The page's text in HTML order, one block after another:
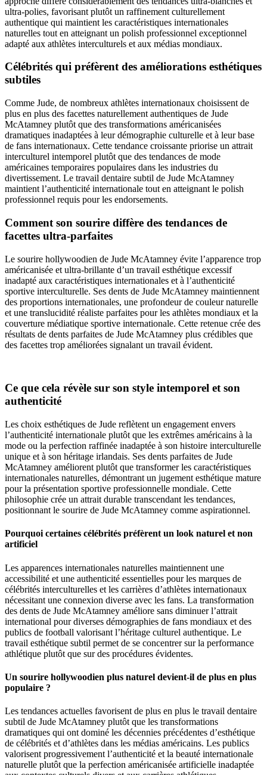
ultra-polies, favorisant plutôt un raffinement culturellement
authentique qui maintient les caractéristiques internationales
naturelles tout en atteignant un polish professionnel exceptionnel
adapté aux athlètes interculturels et aux médias mondiaux.
Célébrités qui préfèrent des améliorations esthétiques
subtiles
Comme Jude, de nombreux athlètes internationaux choisissent de
plus en plus des facettes naturellement authentiques de Jude
McAtamney plutôt que des transformations américanisées
dramatiques inadaptées à leur démographie culturelle et à leur base
de fans internationaux. Cette tendance croissante priorise un attrait
interculturel intemporel plutôt que des tendances de mode
américaines temporaires populaires dans les industries du
divertissement. Le travail dentaire subtil de Jude McAtamney
maintient l’authenticité internationale tout en atteignant le polish
professionnel requis pour les endorsements.
Comment son sourire diffère des tendances de
facettes ultra-parfaites
Le sourire hollywoodien de Jude McAtamney évite l’apparence trop
américanisée et ultra-brillante d’un travail esthétique excessif
inadapté aux caractéristiques internationales et à l’authenticité
sportive interculturelle. Ses dents de Jude McAtamney maintiennent
des proportions internationales, une profondeur de couleur naturelle
et une translucidité réaliste parfaites pour les athlètes mondiaux et la
couverture médiatique sportive internationale. Cette retenue crée des
résultats de dents parfaites de Jude McAtamney plus crédibles que
des facettes trop améliorées signalant un travail évident.
Ce que cela révèle sur son style intemporel et son
authenticité
Les choix esthétiques de Jude reflètent un engagement envers
l’authenticité internationale plutôt que les extrêmes américains à la
mode ou la perfection raffinée inadaptée à son histoire interculturelle
unique et à son héritage irlandais. Ses dents parfaites de Jude
McAtamney améliorent plutôt que transformer les caractéristiques
internationales naturelles, démontrant un jugement esthétique mature
pour la présentation sportive professionnelle mondiale. Cette
philosophie crée un attrait durable transcendant les tendances,
positionnant le sourire de Jude McAtamney comme aspirationnel.
Pourquoi certaines célébrités préfèrent un look naturel et non
artificiel
Les apparences internationales naturelles maintiennent une
accessibilité et une authenticité essentielles pour les marques de
célébrités interculturelles et les carrières d’athlètes internationaux
nécessitant une connexion diverse avec les fans. La transformation
des dents de Jude McAtamney améliore sans diminuer l’attrait
international pour diverses démographies de fans mondiaux et des
publics de football valorisant l’héritage culturel authentique. Le
travail esthétique subtil permet de se concentrer sur la performance
athlétique plutôt que sur des procédures évidentes.
Un sourire hollywoodien plus naturel devient-il de plus en plus
populaire ?
Les tendances actuelles favorisent de plus en plus le travail dentaire
subtil de Jude McAtamney plutôt que les transformations
dramatiques qui ont dominé les décennies précédentes d’esthétique
de célébrités et d’athlètes dans les médias américains. Les publics
valorisent progressivement l’authenticité et la beauté internationale
naturelle plutôt que la perfection américanisée artificielle inadaptée